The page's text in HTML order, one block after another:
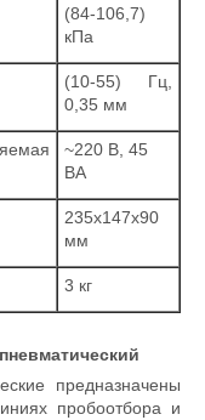
(84-106,7)
кПа
(10-55) Гц,
0,35 мм
~220 В, 45
ВА
235х147х90
мм
3 кг
предназначены
пробоотбора и